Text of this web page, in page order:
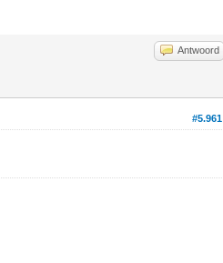
Antwoord
#5.961